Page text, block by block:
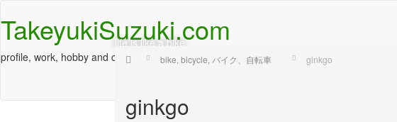
TakeyukiSuzuki.com
profile, work, hobby and culture
life is like a bike
Home bike, bicycle, バイク、自転車 ginkgo
ginkgo